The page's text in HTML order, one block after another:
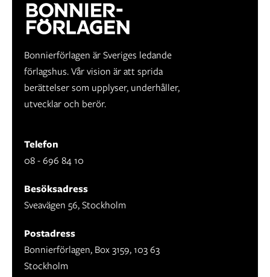
Bonnierförlagen är Sveriges ledande
förlagshus. Vår vision är att sprida
berättelser som upplyser, underhåller,
utvecklar och berör.
Telefon
08 - 696 84 10
Besöksadress
Sveavägen 56, Stockholm
Postadress
Bonnierförlagen, Box 3159, 103 63
Stockholm